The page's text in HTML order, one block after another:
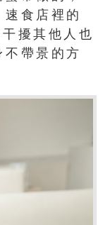
食店裡的
擾其他人也
帶景的方